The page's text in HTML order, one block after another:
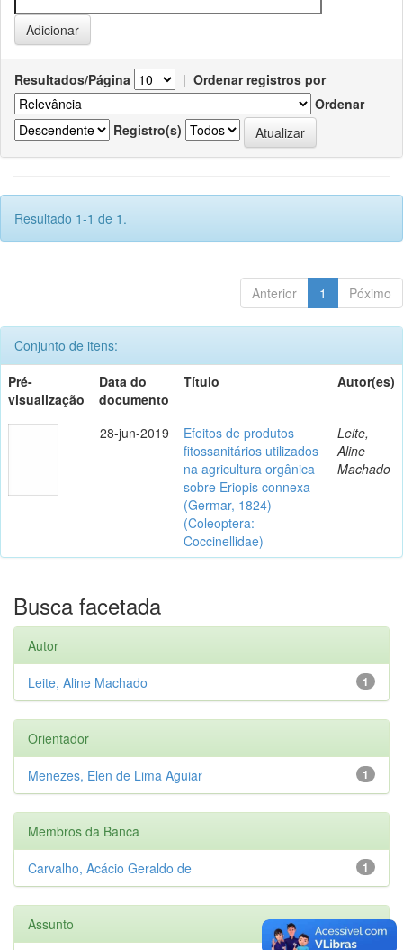
Resultados/Página | Ordenar registros por
Ordenar
Registro(s)
Resultado 1-1 de 1.
Anterior 1 Póximo
Conjunto de itens:
Pré-
visualização
Data do
documento
Título Autor(es)
28-jun-2019
Efeitos de produtos
fitossanitários utilizados
na agricultura orgânica
sobre Eriopis connexa
(Germar, 1824)
(Coleoptera:
Coccinellidae)
Leite,
Aline
Machado
Busca facetada
Autor
1
Leite, Aline Machado
Orientador
1
Menezes, Elen de Lima Aguiar
Membros da Banca
1
Carvalho, Acácio Geraldo de
Assunto